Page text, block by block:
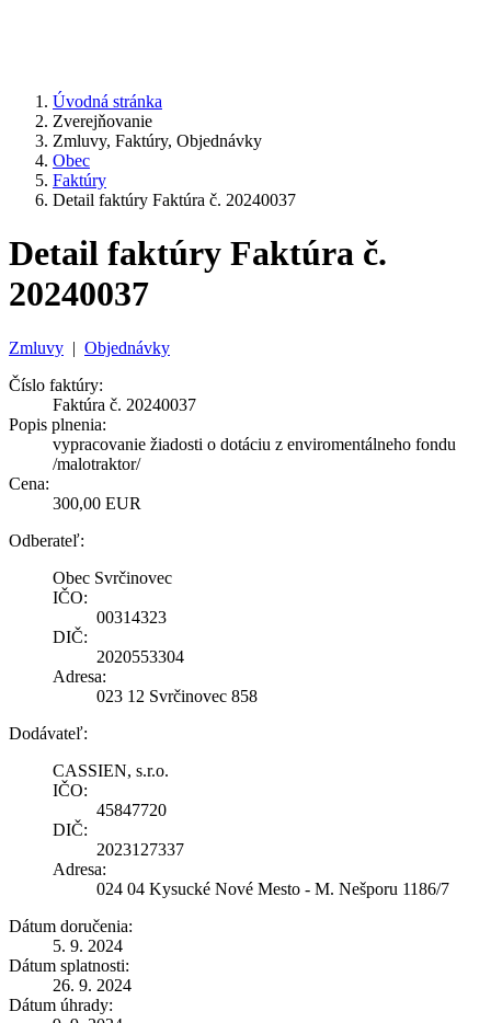
Úvodná stránka
Zverejňovanie
Zmluvy, Faktúry, Objednávky
Obec
Faktúry
Detail faktúry Faktúra č. 20240037
Detail faktúry Faktúra č.
20240037
Zmluvy | Objednávky
Číslo faktúry:
Faktúra č. 20240037
Popis plnenia:
vypracovanie žiadosti o dotáciu z enviromentálneho fondu
/malotraktor/
Cena:
300,00 EUR
Odberateľ:
Obec Svrčinovec
IČO:
00314323
DIČ:
2020553304
Adresa:
023 12 Svrčinovec 858
Dodávateľ:
CASSIEN, s.r.o.
IČO:
45847720
DIČ:
2023127337
Adresa:
024 04 Kysucké Nové Mesto - M. Nešporu 1186/7
Dátum doručenia:
5. 9. 2024
Dátum splatnosti:
26. 9. 2024
Dátum úhrady: